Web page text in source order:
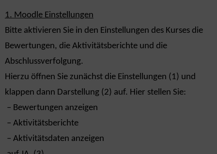
1. Moodle Einstellungen
Bitte aktivieren Sie in den Einstellungen des Kurses die
Bewertungen, die Aktivitätsberichte und die
Abschlussverfolgung.
Hierzu öffnen Sie zunächst die Einstellungen (1) und
klappen dann Darstellung (2) auf. Hier stellen Sie:
– Bewertungen anzeigen
– Aktivitätsberichte
– Aktivitätsdaten anzeigen